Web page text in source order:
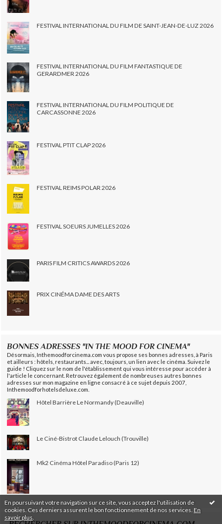
En poursuivant votre navigation sur ce site, vous acceptez l'utilisation de
cookies. Ces derniers assurent le bon fonctionnement de nos services. En
savoir plus
FESTIVAL INTERNATIONAL DU FILM DE SAINT-JEAN-DE-LUZ 2026
FESTIVAL INTERNATIONAL DU FILM FANTASTIQUE DE
GERARDMER 2026
FESTIVAL INTERNATIONAL DU FILM POLITIQUE DE
CARCASSONNE 2026
FESTIVAL PTIT CLAP 2026
FESTIVAL REIMS POLAR 2026
FESTIVAL SOEURS JUMELLES 2026
PARIS FILM CRITICS AWARDS 2026
PRIX CINÉMA DAME DES ARTS
BONNES ADRESSES "IN THE MOOD FOR CINEMA"
Désormais, Inthemoodforcinema.com vous propose ses bonnes adresses, à Paris
et ailleurs : hôtels, restaurants... avec, toujours, un lien avec le cinéma. Suivez le
guide ! Cliquez sur le nom de l'établissement qui vous intéresse pour accéder à
l'article le concernant. Retrouvez également de nombreuses autres bonnes
adresses sur mon magazine en ligne consacré à ce sujet depuis 2007,
Inthemoodforhotelsdeluxe.com.
Hôtel Barrière Le Normandy (Deauville)
Le Ciné-Bistrot Claude Lelouch (Trouville)
Mk2 Cinéma Hôtel Paradiso (Paris 12)